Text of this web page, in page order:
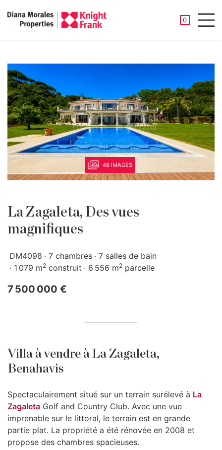
0
48 IMAGES
La Zagaleta, Des vues
magnifiques
DM4098 7 chambres
7 salles de bain
1 079 m2 construit 6 556 m2 parcelle
7 500 000 €
Villa à vendre à La Zagaleta,
Benahavis
Spectaculairement situé sur un terrain surélevé à La
Zagaleta Golf and Country Club. Avec une vue
imprenable sur le littoral, le terrain est en grande
partie plat. La propriété a été rénovée en 2008 et
propose des chambres spacieuses.